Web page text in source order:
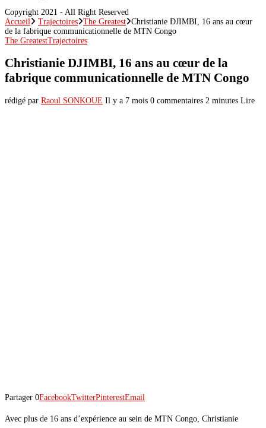
Copyright 2021 - All Right Reserved
Accueil
Trajectoires The Greatest Christianie DJIMBI, 16 ans au cœur
de la fabrique communicationnelle de MTN Congo
The GreatestTrajectoires
Christianie DJIMBI, 16 ans au cœur de la
fabrique communicationnelle de MTN Congo
rédigé par Raoul SONKOUE Il y a 7 mois 0 commentaires 2 minutes Lire
Partager 0FacebookTwitterPinterestEmail
Avec plus de 16 ans d’expérience au sein de MTN Congo, Christianie